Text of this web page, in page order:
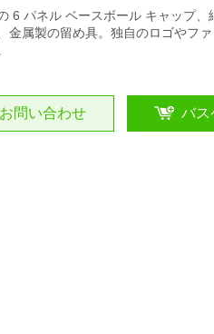
6 パネル ベースボール キャップ、
金属製の留め具。独自のロゴやフ
お問い合わせ バス